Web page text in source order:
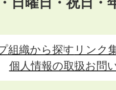
組織から探す リンク
個人情報の取扱お問